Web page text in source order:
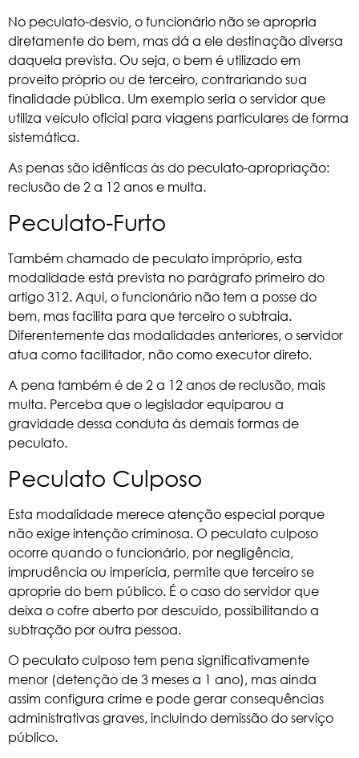
No peculato-desvio, o funcionário não se apropria
diretamente do bem, mas dá a ele destinação diversa
daquela prevista. Ou seja, o bem é utilizado em
proveito próprio ou de terceiro, contrariando sua
finalidade pública. Um exemplo seria o servidor que
utiliza veículo oficial para viagens particulares de forma
sistemática.
As penas são idênticas às do peculato-apropriação:
reclusão de 2 a 12 anos e multa.
Peculato-Furto
Também chamado de peculato impróprio, esta
modalidade está prevista no parágrafo primeiro do
artigo 312. Aqui, o funcionário não tem a posse do
bem, mas facilita para que terceiro o subtraia.
Diferentemente das modalidades anteriores, o servidor
atua como facilitador, não como executor direto.
A pena também é de 2 a 12 anos de reclusão, mais
multa. Perceba que o legislador equiparou a
gravidade dessa conduta às demais formas de
peculato.
Peculato Culposo
Esta modalidade merece atenção especial porque
não exige intenção criminosa. O peculato culposo
ocorre quando o funcionário, por negligência,
imprudência ou imperícia, permite que terceiro se
aproprie do bem público. É o caso do servidor que
deixa o cofre aberto por descuido, possibilitando a
subtração por outra pessoa.
O peculato culposo tem pena significativamente
menor (detenção de 3 meses a 1 ano), mas ainda
assim configura crime e pode gerar consequências
administrativas graves, incluindo demissão do serviço
público.